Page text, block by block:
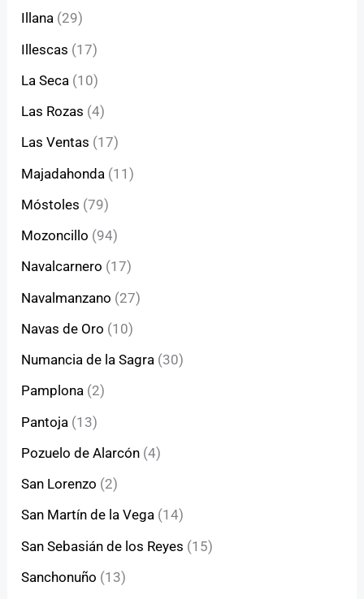
Illana (29)
Illescas (17)
La Seca (10)
Las Rozas (4)
Las Ventas (17)
Majadahonda (11)
Móstoles (79)
Mozoncillo (94)
Navalcarnero (17)
Navalmanzano (27)
Navas de Oro (10)
Numancia de la Sagra (30)
Pamplona (2)
Pantoja (13)
Pozuelo de Alarcón (4)
San Lorenzo (2)
San Martín de la Vega (14)
San Sebasián de los Reyes (15)
Sanchonuño (13)